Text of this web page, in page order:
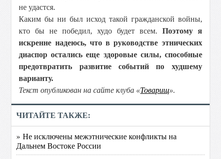
не удастся.
Каким бы ни был исход такой гражданской войны,
кто бы не победил, худо будет всем. Поэтому я
искренне надеюсь, что в руководстве этнических
диаспор остались еще здоровые силы, способные
предотвратить развитие событий по худшему
варианту.
Текст опубликован на сайте клуба «Товарищ».
ЧИТАЙТЕ ТАКЖЕ:
» Не исключены межэтнические конфликты на
Дальнем Востоке России